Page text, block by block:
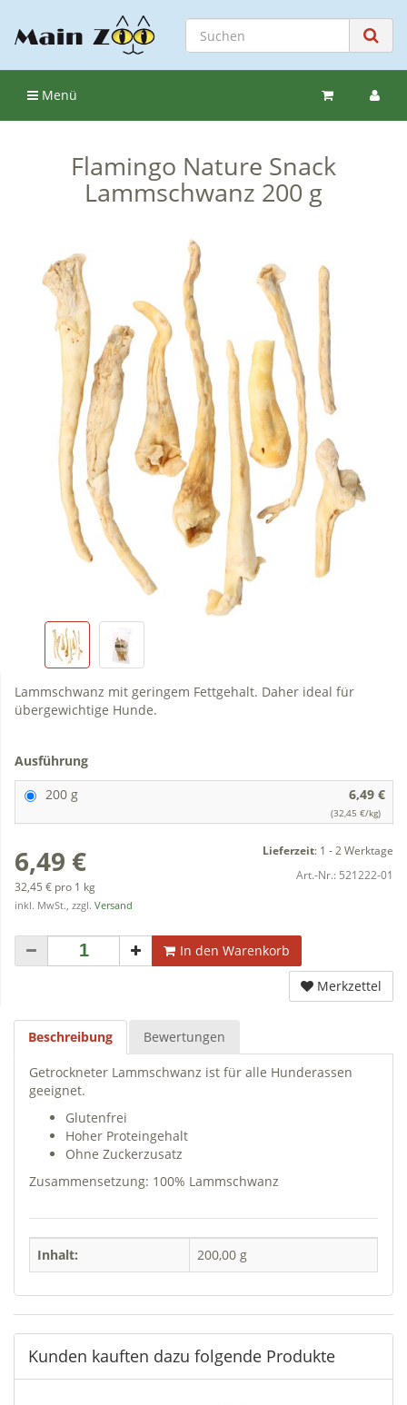
Menü
Flamingo Nature Snack
Lammschwanz 200 g
Lammschwanz mit geringem Fettgehalt. Daher ideal für
übergewichtige Hunde.
Ausführung
200 g
6,49 €
(32,45 €/kg)
6,49 €
32,45 € pro 1 kg
inkl. MwSt., zzgl. Versand
Lieferzeit: 1 - 2 Werktage
Art.-Nr.: 521222-01
In den Warenkorb
Merkzettel
Beschreibung Bewertungen
Getrockneter Lammschwanz ist für alle Hunderassen
geeignet.
Glutenfrei
Hoher Proteingehalt
Ohne Zuckerzusatz
Zusammensetzung: 100% Lammschwanz
Inhalt: 200,00 g
Kunden kauften dazu folgende Produkte